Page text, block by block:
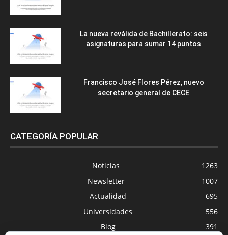
La nueva reválida de Bachillerato: seis
asignaturas para sumar 14 puntos
Francisco José Flores Pérez, nuevo
secretario general de CECE
CATEGORÍA POPULAR
Noticias
1263
Newsletter
1007
Actualidad
695
Universidades
556
Blog
391